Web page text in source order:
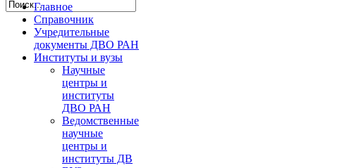
Главное
Справочник
Учредительные
документы ДВО РАН
Институты и вузы
Научные
центры и
институты
ДВО РАН
Ведомственные
научные
центры и
институты ДВ